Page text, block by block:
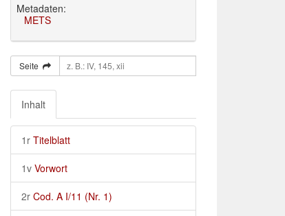
Metadaten:
METS
Seite
Inhalt
1r Titelblatt
1v Vorwort
2r Cod. A I/11 (Nr. 1)